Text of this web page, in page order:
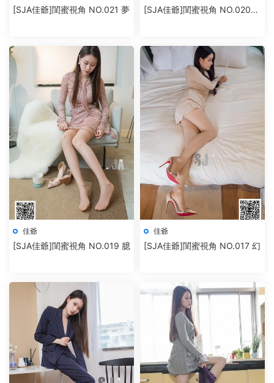
[SJA佳爺]閨蜜視角 NO.021 夢
[SJA佳爺]閨蜜視角 NO.020
佳爺
[SJA佳爺]閨蜜視角 NO.019 臆
佳爺
[SJA佳爺]閨蜜視角 NO.017 幻